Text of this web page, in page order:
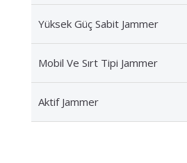
Yüksek Güç Sabit Jammer
Mobil Ve Sırt Tipi Jammer
Aktif Jammer